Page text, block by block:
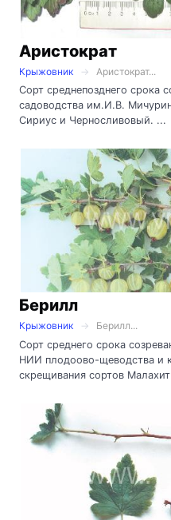
Аристократ
Крыжовник
Аристократ...
Сорт среднепозднего срока
садоводства им.И.В.
Сириус и Черносливовый. ...
Берилл
Крыжовник
Берилл...
Сорт среднего срока
НИИ плодоово-щеводства и
скрещивания сортов